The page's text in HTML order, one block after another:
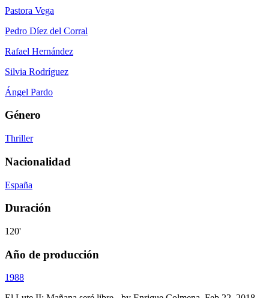
Pastora Vega
Pedro Díez del Corral
Rafael Hernández
Silvia Rodríguez
Ángel Pardo
Género
Thriller
Nacionalidad
España
Duración
120'
Año de producción
1988